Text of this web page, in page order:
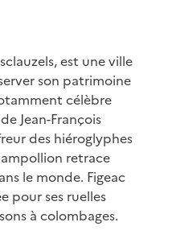
est une ville
son patrimoine
célèbre
Jean-François
des hiéroglyphes
retrace
le monde. Figeac
pour ses ruelles
à colombages.